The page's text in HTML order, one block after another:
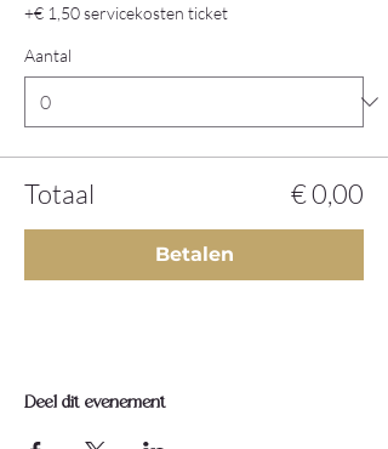
+€ 1,50 servicekosten ticket
Aantal
Totaal € 0,00
Betalen
Deel dit evenement